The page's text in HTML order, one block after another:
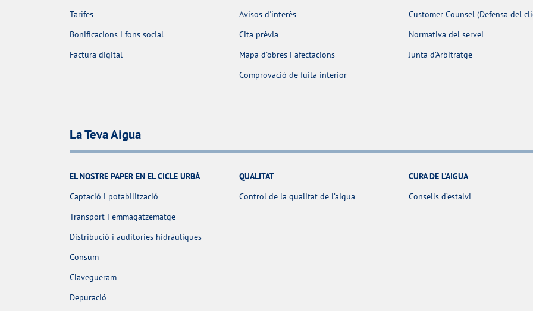
Tarifes
Bonificacions i fons social
Factura digital
Avisos d'interès
Cita prèvia
Mapa d'obres i afectacions
Comprovació de fuita interior
Customer Counsel (Defensa del
Normativa del servei
Junta d’Arbitratge
La Teva Aigua
EL NOSTRE PAPER EN EL CICLE URBÀ
Captació i potabilització
Transport i emmagatzematge
Distribució i auditories hidràuliques
Consum
Clavegueram
Depuració
QUALITAT
Control de la qualitat de l’aigua
CURA DE L'AIGUA
Consells d’estalvi